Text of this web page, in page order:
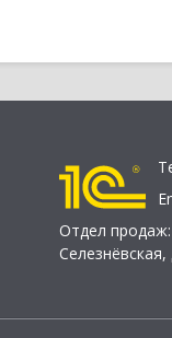
Отдел продаж:
Селезнёвская,